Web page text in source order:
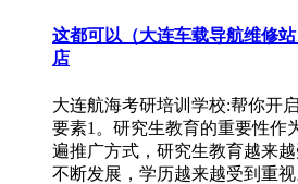
这都可以（大连车载导航维修
店
大连航海考研培训学校:帮你开
要素1。研究生教育的重要性作
遍推广方式，研究生教育越来
不断发展，学历越来越受到重